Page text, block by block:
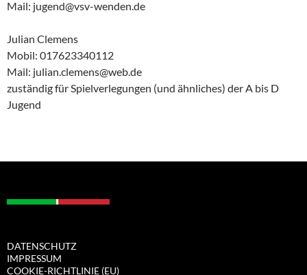
Mail: jugend@vsv-wenden.de
Julian Clemens
Mobil: 017623340112
Mail: julian.clemens@web.de
zuständig für Spielverlegungen (und ähnliches) der A bis D
Jugend
DATENSCHUTZ
IMPRESSUM
COOKIE-RICHTLINIE (EU)